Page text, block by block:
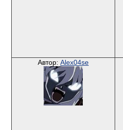
Автор: Alex04se